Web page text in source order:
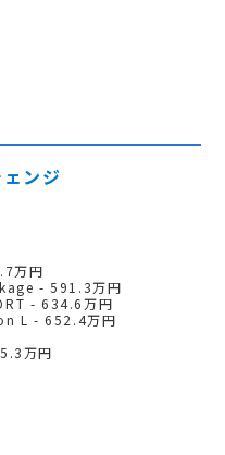
ンジ
万円
- 591.3万円
- 634.6万円
L - 652.4万円
万円